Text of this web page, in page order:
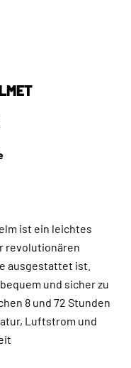
ist ein leichtes
revolutionären
ausgestattet ist.
und sicher zu
8 und 72 Stunden
Luftstrom und